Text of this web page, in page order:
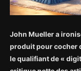
John Mueller a
produit pour cocher
le qualifiant de «